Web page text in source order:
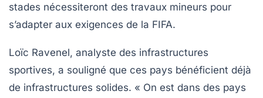
stades nécessiteront des travaux mineurs pour
s’adapter aux exigences de la FIFA.
Loïc Ravenel, analyste des infrastructures
sportives, a souligné que ces pays bénéficient déjà
de infrastructures solides. « On est dans des pays